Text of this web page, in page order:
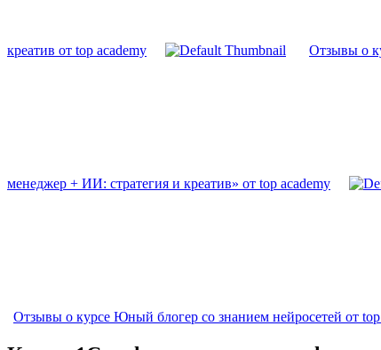
креатив от top academy Отзывы о
менеджер + ИИ: стратегия и креатив» от top academy
Отзывы о курсе Юный блогер со знанием нейросетей от top